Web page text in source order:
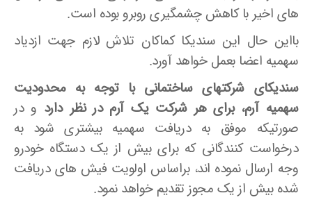
های اخیر با کاهش چشمگیری روبرو بوده است.
بااین حال این سندیکا کماکان تلاش لازم جهت ازدیاد
سهمیه اعضا بعمل خواهد آورد.
سندیکای شرکتهای ساختمانی با توجه به محدودیت
سهمیه آرم، برای هر شرکت یک آرم در نظر دارد و در
صورتیکه موفق به دریافت سهمیه بیشتری شود به
درخواست کنندگانی که برای بیش از یک دستگاه خودرو
وجه ارسال نموده اند، براساس اولویت فیش های دریافت
شده بیش از یک مجوز تقدیم خواهد نمود.